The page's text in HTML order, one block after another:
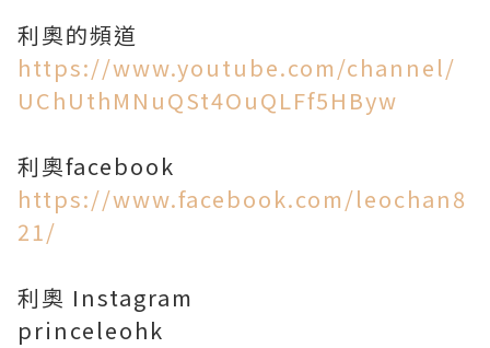
https://www.youtube.com/channel/
UChUthMNuQSt4OuQLFf5HByw
https://www.facebook.com/leochan8
21/
利奧 Instagram
princeleohk